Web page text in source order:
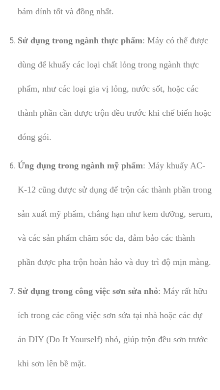
bám dính tốt và đồng nhất.
Sử dụng trong ngành thực phẩm: Máy có thể được
dùng để khuấy các loại chất lỏng trong ngành thực
phẩm, như các loại gia vị lỏng, nước sốt, hoặc các
thành phần cần được trộn đều trước khi chế biến hoặc
đóng gói.
Ứng dụng trong ngành mỹ phẩm: Máy khuấy AC-
K-12 cũng được sử dụng để trộn các thành phần trong
sản xuất mỹ phẩm, chẳng hạn như kem dưỡng, serum,
và các sản phẩm chăm sóc da, đảm bảo các thành
phần được pha trộn hoàn hảo và duy trì độ mịn màng.
Sử dụng trong công việc sơn sửa nhỏ: Máy rất hữu
ích trong các công việc sơn sửa tại nhà hoặc các dự
án DIY (Do It Yourself) nhỏ, giúp trộn đều sơn trước
khi sơn lên bề mặt.